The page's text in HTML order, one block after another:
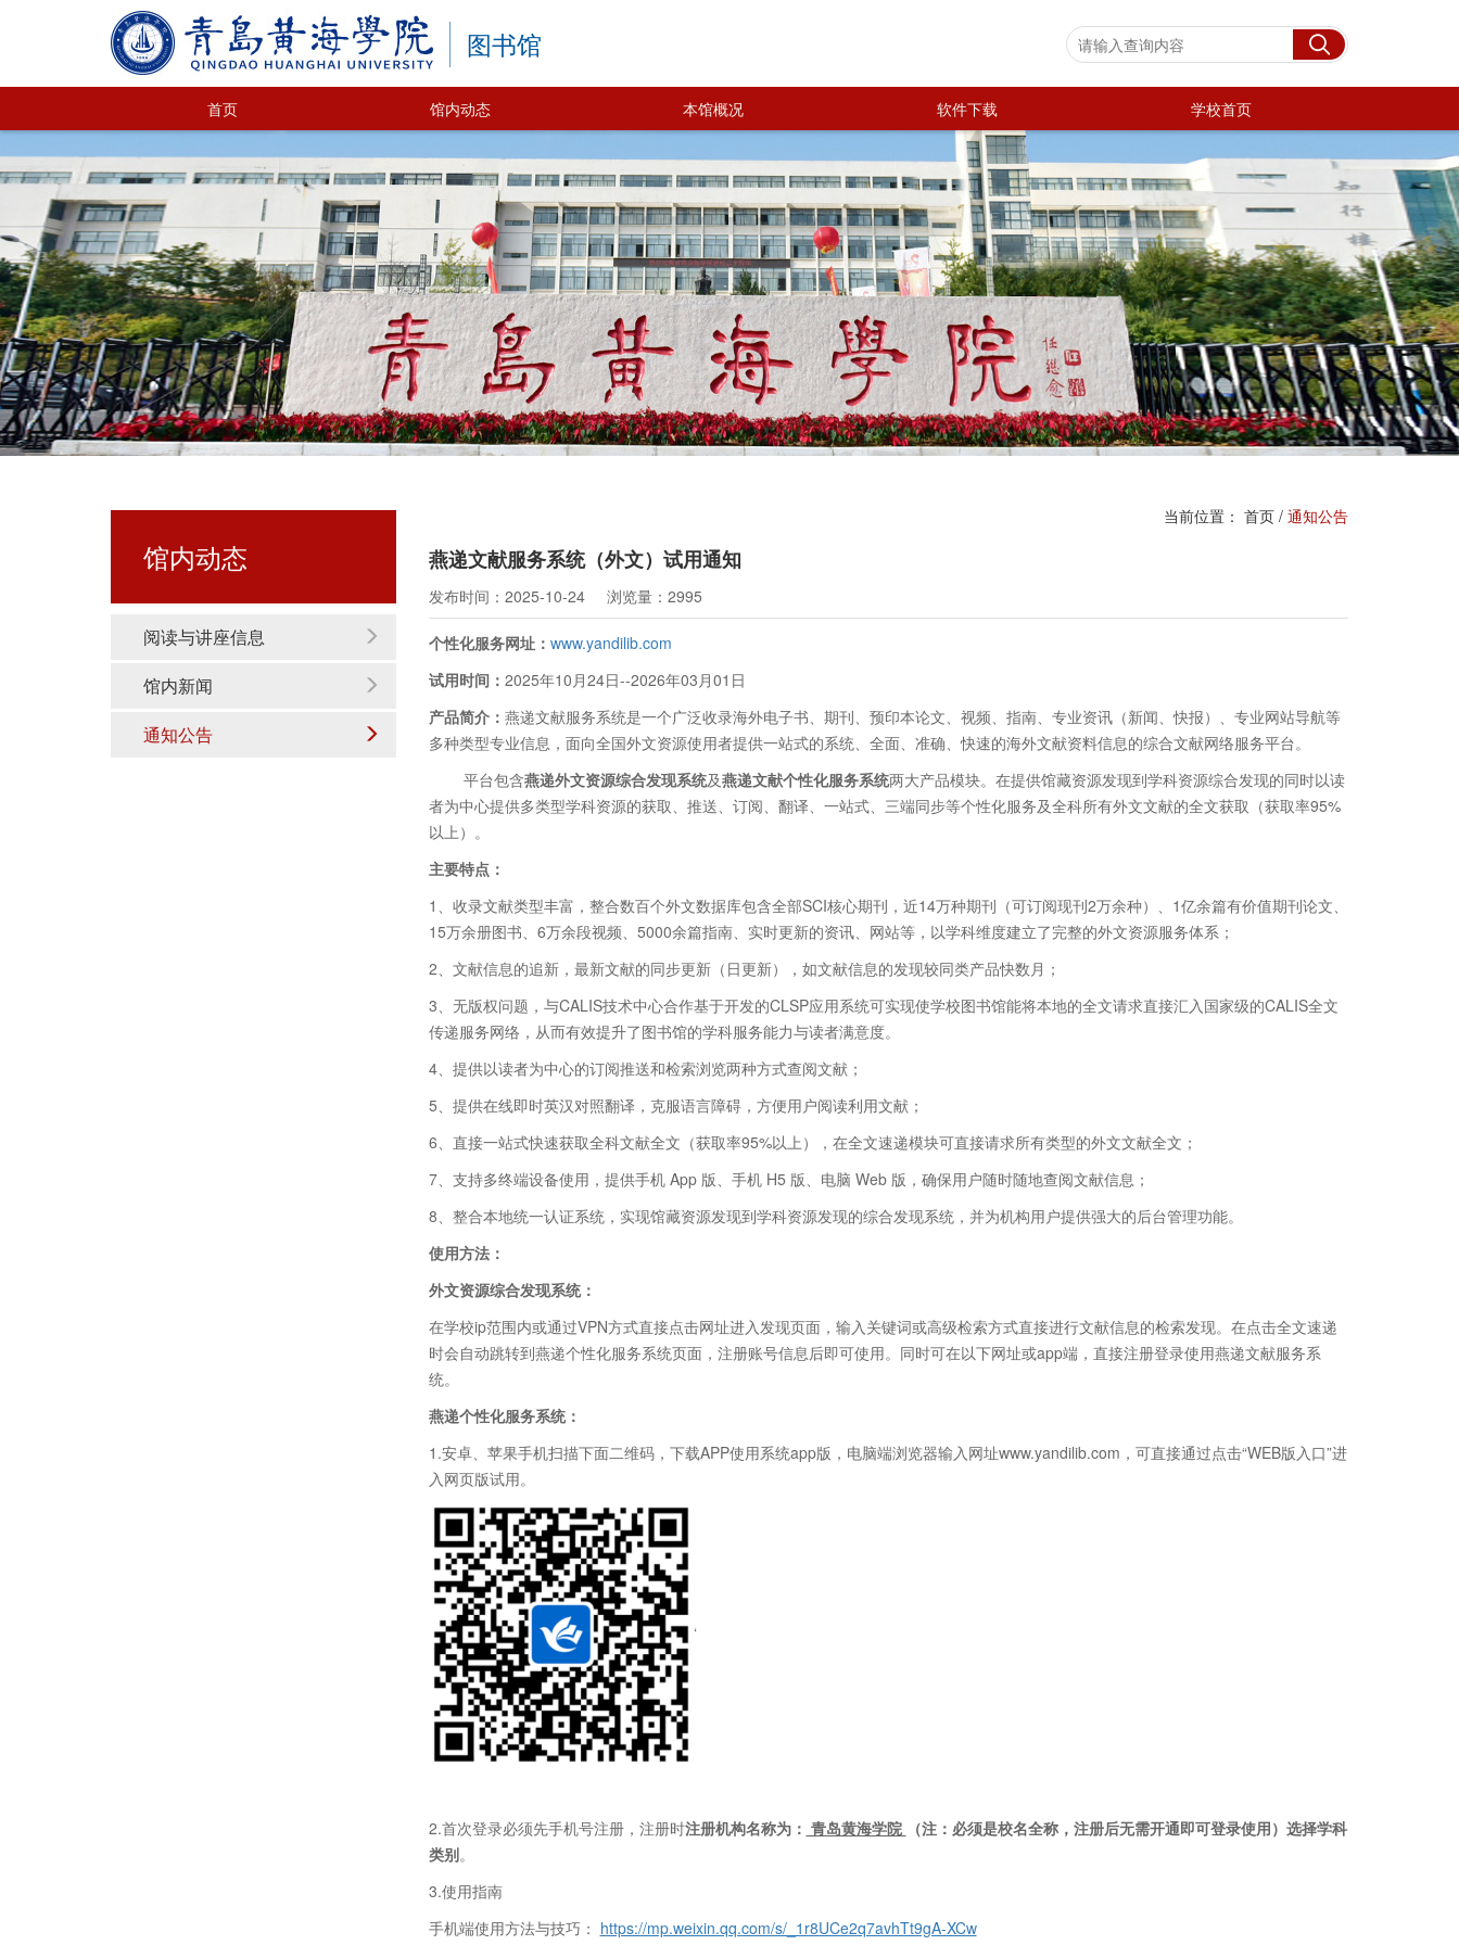
图书馆
首页 馆内动态 本馆概况 软件下载 学校首页
馆内动态
阅读与讲座信息
馆内新闻
通知公告
当前位置： 首页 / 通知公告
燕递文献服务系统（外文）试用通知
发布时间：2025-10-24 浏览量：2995
个性化服务网址： www.yandilib.com
试用时间： 2025年10月24日--2026年03月01 日
产品简介： 燕递文献服务系统是一个广泛收录海外电子书、期刊、预印本论文、视频、指南、专业资讯（新闻、快报）、专业网站导航等
多种类型专业信息，面向全国外文资源使用者提供一站式的系统、全面、准确、快速的海外文献资料信息的综合文献网络服务平台。
平台包含燕递外文资源综合发现系统及燕递文献个性化服务系统两大产品模块。在提供馆藏资源发现到学科资源综合发现的同时以读
者为中心提供多类型学科资源的获取、推送、订阅、翻译、一站式、三端同步等个性化服务及全科所有外文文献的全文获取（获取率95%
以上）。
主要特点：
1、收录文献类型丰富，整合数百个外文数据库包含全部SCI核心期刊，近14万种期刊（可订阅现刊2万余种）、 1亿余篇有价值期刊论文、
15万余册图书、 6万余段视频、 5000余篇指南、实时更新的资讯、网站等，以学科维度建立了完整的外文资源服务体系；
2、文献信息的追新，最新文献的同步更新（日更新），如文献信息的发现较同类产品快数月；
3、无版权问题，与CALIS技术中心合作基于开发的CLSP应用系统可实现使学校图书馆能将本地的全文请求直接汇入国家级的CALIS全文
传递服务网络，从而有效提升了图书馆的学科服务能力与读者满意度。
4、提供以读者为中心的订阅推送和检索浏览两种方式查阅文献；
5、提供在线即时英汉对照翻译，克服语言障碍，方便用户阅读利用文献；
6、直接一站式快速获取全科文献全文（获取率95%以上），在全文速递模块可直接请求所有类型的外文文献全文；
7、支持多终端设备使用，提供手机App 版、手机H5 版、电脑 Web 版，确保用户随时随地查阅文献信息；
8、整合本地统一认证系统，实现馆藏资源发现到学科资源发现的综合发现系统，并为机构用户提供强大的后台管理功能。
使用方法：
外文资源综合发现系统：
在学校ip范围内或通过VPN方式直接点击网址进入发现页面，输入关键词或高级检索方式直接进行文献信息的检索发现。在点击全文速递
时会自动跳转到燕递个性化服务系统页面，注册账号信息后即可使用。同时可在以下网址或app端，直接注册登录使用燕递文献服务系
统。
燕递个性化服务系统：
1.安卓、苹果手机扫描下面二维码，下载APP使用系统app版，电脑端浏览器输入网址www.yandilib.com ，可直接通过点击“WEB版入口”进
入网页版试用。
‘
2.首次登录必须先手机号注册，注册时注册机构名称为： 青岛黄海学院
（注：必须是校名全称，注册后无需开通即可登录使用）选择学科
类别。
3.使用指南
手机端使用方法与技巧： https://mp.weixin.qq.com/s/_1r8UCe2q7avhTt9gA-XCw